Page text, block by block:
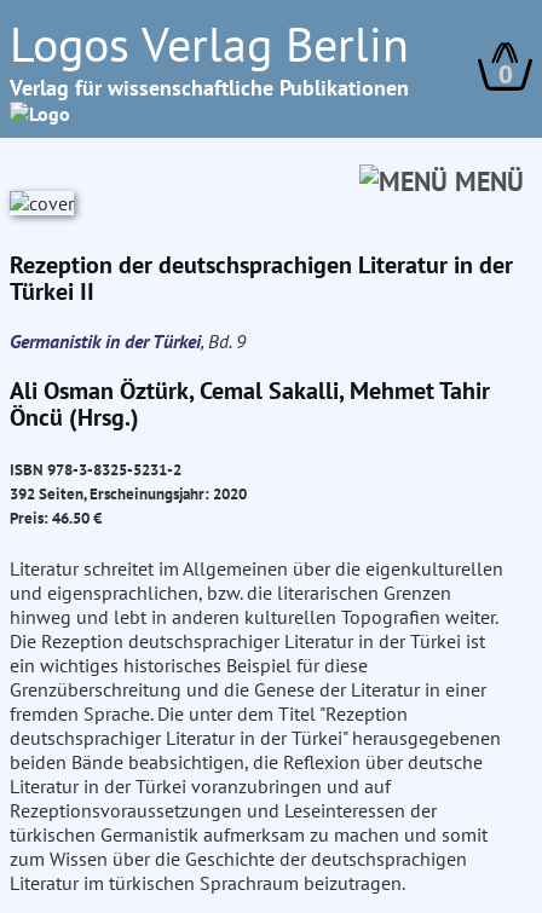
Logos Verlag Berlin
Verlag für wissenschaftliche Publikationen 0
MENÜ
Rezeption der deutschsprachigen Literatur in der
Türkei II
Germanistik in der Türkei, Bd. 9
Ali Osman Öztürk, Cemal Sakalli, Mehmet Tahir
Öncü (Hrsg.)
ISBN 978-3-8325-5231-2
392 Seiten, Erscheinungsjahr: 2020
Preis: 46.50 €
Literatur schreitet im Allgemeinen über die eigenkulturellen
und eigensprachlichen, bzw. die literarischen Grenzen
hinweg und lebt in anderen kulturellen Topografien weiter.
Die Rezeption deutschsprachiger Literatur in der Türkei ist
ein wichtiges historisches Beispiel für diese
Grenzüberschreitung und die Genese der Literatur in einer
fremden Sprache. Die unter dem Titel "Rezeption
deutschsprachiger Literatur in der Türkei" herausgegebenen
beiden Bände beabsichtigen, die Reflexion über deutsche
Literatur in der Türkei voranzubringen und auf
Rezeptionsvoraussetzungen und Leseinteressen der
türkischen Germanistik aufmerksam zu machen und somit
zum Wissen über die Geschichte der deutschsprachigen
Literatur im türkischen Sprachraum beizutragen.